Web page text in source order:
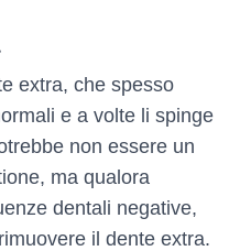
extra, che spesso
e a volte li spinge
non essere un
ma qualora
dentali negative,
il dente extra.